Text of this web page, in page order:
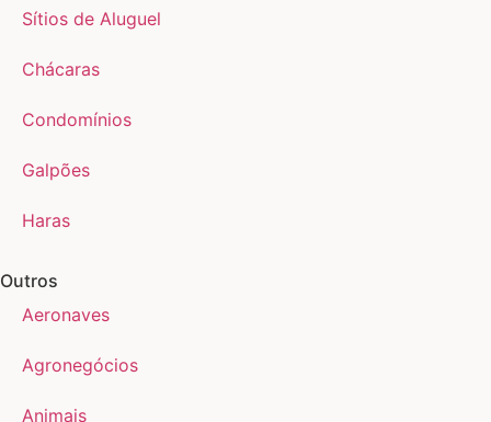
Sítios de Aluguel
Chácaras
Condomínios
Galpões
Haras
Outros
Aeronaves
Agronegócios
Animais